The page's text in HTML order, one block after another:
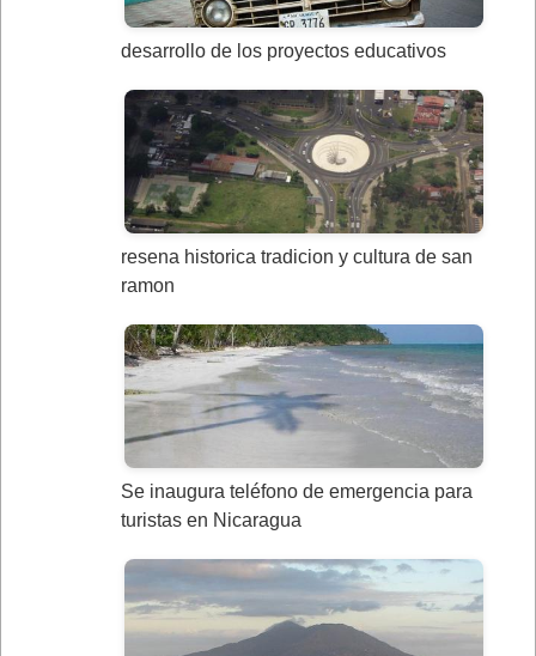
desarrollo de los proyectos educativos
resena historica tradicion y cultura de san
ramon
Se inaugura teléfono de emergencia para
turistas en Nicaragua